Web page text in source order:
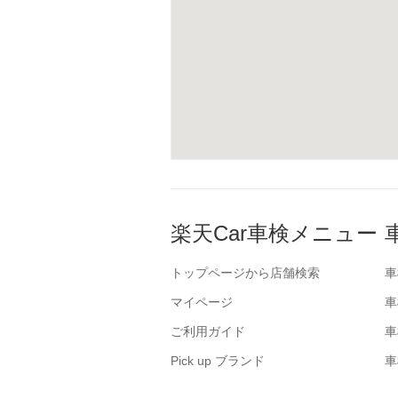
楽天Car車検メニュー
トップページから店舗検索
マイページ
ご利用ガイド
Pick up ブランド